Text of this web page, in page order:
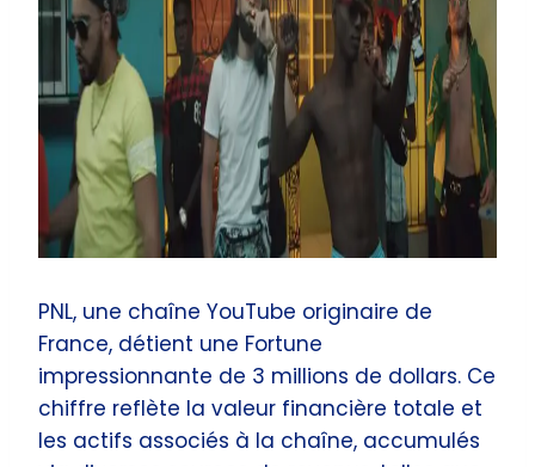
PNL, une chaîne YouTube originaire de
France, détient une Fortune
impressionnante de 3 millions de dollars. Ce
chiffre reflète la valeur financière totale et
les actifs associés à la chaîne, accumulés